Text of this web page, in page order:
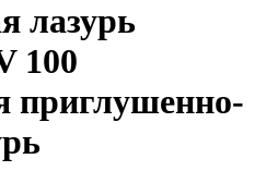
лазурь
100
приглушенно-